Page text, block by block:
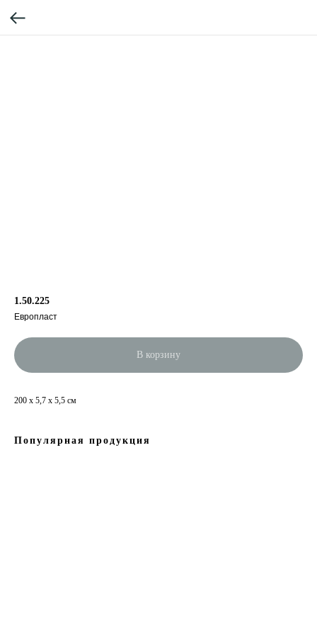
1.50.225
Европласт
В корзину
200 x 5,7 x 5,5 см
Популярная продукция